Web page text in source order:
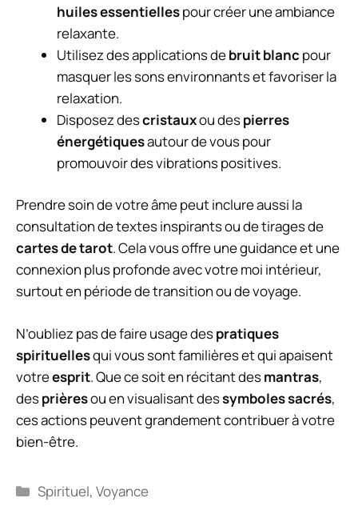
huiles essentiellespour créer une ambiance
relaxante.
Utilisez des applications debruit blanc pour
masquer les sons environnants et favoriser la
relaxation.
Disposez descristauxou despierres
énergétiquesautour de vous pour
promouvoir des vibrations positives.
Prendre soin de votre âme peut inclure aussi la
consultation de textes inspirants ou de tirages de
cartes de tarot. Cela vous offre une guidance et une
connexion plus profonde avec votre moi intérieur,
surtout en période de transition ou de voyage.
N’oubliez pas de faire usage despratiques
spirituellesqui vous sont familières et qui apaisent
votreesprit. Que ce soit en récitant desmantras,
desprièresou en visualisant dessymboles sacrés,
ces actions peuvent grandement contribuer à votre
bien-être.
Catégories
Spirituel,Voyance